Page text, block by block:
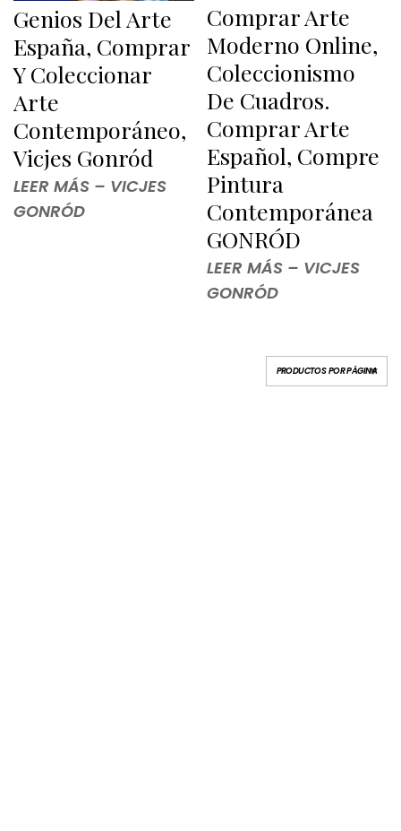
Genios Del Arte
España, Comprar
Y Coleccionar
Arte
Contemporáneo,
Vicjes Gonród
LEER MÁS – VICJES
GONRÓD
Comprar Arte
Moderno Online,
Coleccionismo
De Cuadros.
Comprar Arte
Español, Compre
Pintura
Contemporánea
GONRÓD
LEER MÁS – VICJES
GONRÓD